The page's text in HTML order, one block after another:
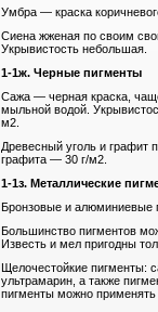
Умбра — краска
Сиена жженая по своим
Укрывистость небольшая.
1-1ж. Черные пигменты
Сажа — черная краска,
мыльной водой.
м2.
Древесный уголь и графит
графита — 30 г/м2.
1-1з. Металлические
Бронзовые и алюминиевые
Большинство пигментов
Известь и мел пригодны
Щелочестойкие пигменты:
ультрамарин, а также
пигменты можно применять